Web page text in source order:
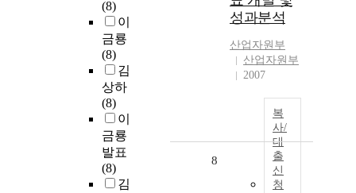
(8)
이
금룡
(8)
김
상하
(8)
이
금룡
발표
(8)
김
성과분석
산업자원부
산업자원부
2007
복
사/
대
출
신
청
8